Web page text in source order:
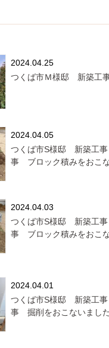
2024.04.25
つくば市Ｍ様邸 新築工
2024.04.05
つくば市S様邸 新築工
事 ブロック積みをおこ
2024.04.03
つくば市S様邸 新築工
事 ブロック積みをおこ
2024.04.01
つくば市S様邸 新築工
事 掘削をおこないました